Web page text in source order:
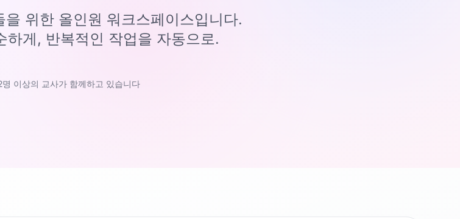
위한 올인원 워크스페이스입니다.
하게, 반복적인 작업을 자동으로.
이상의 교사가 함께하고 있습니다